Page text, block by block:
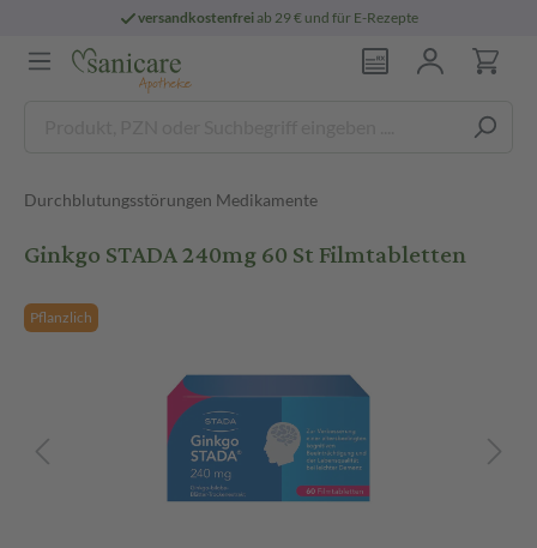
versandkostenfreiab 29 € und für E-Rezepte
Durchblutungsstörungen Medikamente
Ginkgo STADA 240mg 60 St Filmtabletten
Pflanzlich